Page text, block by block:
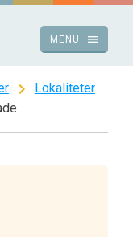
menu
MENU
chevron_right Lokaliteter